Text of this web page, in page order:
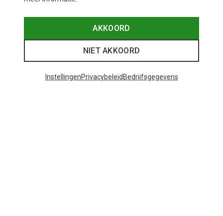
AKKOORD
NIET AKKOORD
InstellingenPrivacybeleid Bedrijfsgegevens